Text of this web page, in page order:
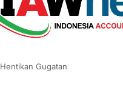
Hentikan Gugatan